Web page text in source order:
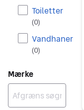
Toiletter
(0)
Vandhaner
(0)
Mærke